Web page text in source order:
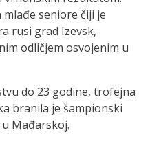
seniore čiji je
rusi grad Izevsk,
odličjem osvojenim u
do 23 godine, trofejna
branila je šampionski
Mađarskoj.